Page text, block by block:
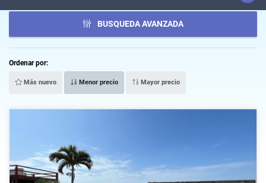
BUSQUEDA AVANZADA
Ordenar por:
Más nuevo Menor precio Mayor precio